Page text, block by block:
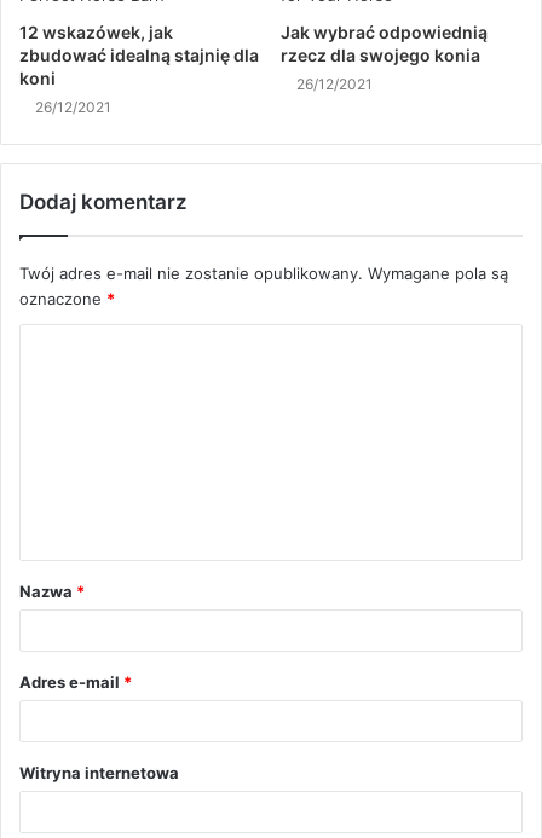
12 wskazówek, jak
zbudować idealną stajnię dla
koni
26/12/2021
Jak wybrać odpowiednią
rzecz dla swojego konia
26/12/2021
Dodaj komentarz
Twój adres e-mail nie zostanie opublikowany. Wymagane pola są
oznaczone *
a
r
Nazwa *
Adres e-mail *
Witryna internetowa